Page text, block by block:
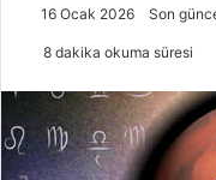
16 Ocak 2026 Son
8 dakika okuma süresi